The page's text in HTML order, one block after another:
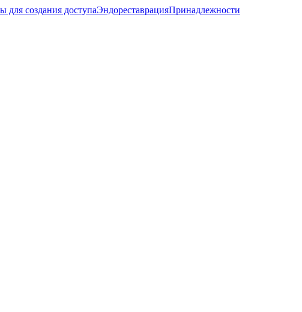
для создания доступаЭндореставрацияПринадлежности